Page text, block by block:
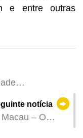
e entre outras
Competitivo de
notícia
– O